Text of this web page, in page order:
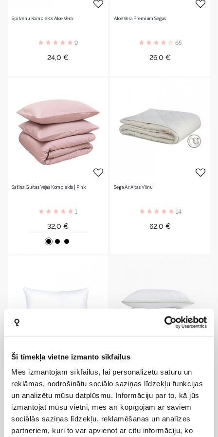
Šī tīmekļa vietne izmanto sīkfailus
Mēs izmantojam sīkfailus, lai personalizētu saturu un
reklāmas, nodrošinātu sociālo saziņas līdzekļu funkcijas
un analizētu mūsu datplūsmu. Informāciju par to, kā jūs
izmantojat mūsu vietni, mēs arī kopīgojam ar saviem
sociālās saziņas līdzekļu, reklamēšanas un analīzes
partneriem, kuri to var apvienot ar citu informāciju, ko
Spilvenu Komplekts Aloe Vera
9
Cena
24,0 €
Aloe Vera Premium Segas
65
Cena
26,0 €
Satīna Gultas Veļas Komplekts | Pink
1
Cena
32,0 €
Sega Ar Aitas Vilnu
14
Cena
62,0 €
Cena
22,0 € Cena